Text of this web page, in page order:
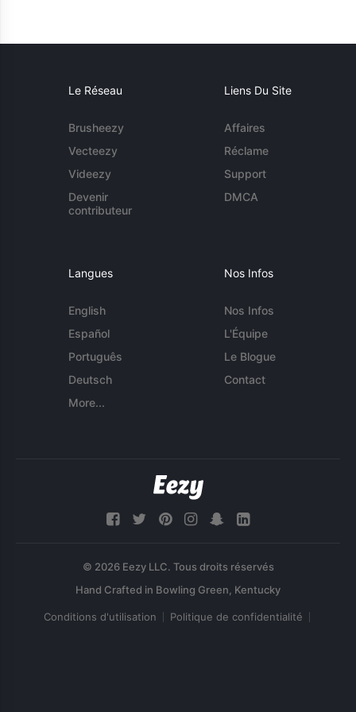
Le Réseau
Brusheezy
Vecteezy
Videezy
Devenir
contributeur
Liens Du Site
Affaires
Réclame
Support
DMCA
Langues
English
Español
Português
Deutsch
More...
Nos Infos
Nos Infos
L'Équipe
Le Blogue
Contact
© 2026 Eezy LLC. Tous droits réservés
Conditions d'utilisation Politique de confidentialité